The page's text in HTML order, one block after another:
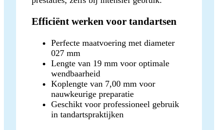
Efficiënt werken voor tandartsen
Perfecte maatvoering met diameter
027 mm
Lengte van 19 mm voor optimale
wendbaarheid
Koplengte van 7,00 mm voor
nauwkeurige preparatie
Geschikt voor professioneel gebruik
in tandartspraktijken